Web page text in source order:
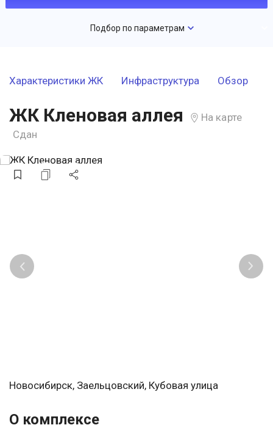
Подбор по параметрам
Характеристики ЖК Инфраструктура Обзор
ЖК Кленовая аллея
На карте
Сдан
Новосибирск, Заельцовский, Кубовая улица
О комплексе